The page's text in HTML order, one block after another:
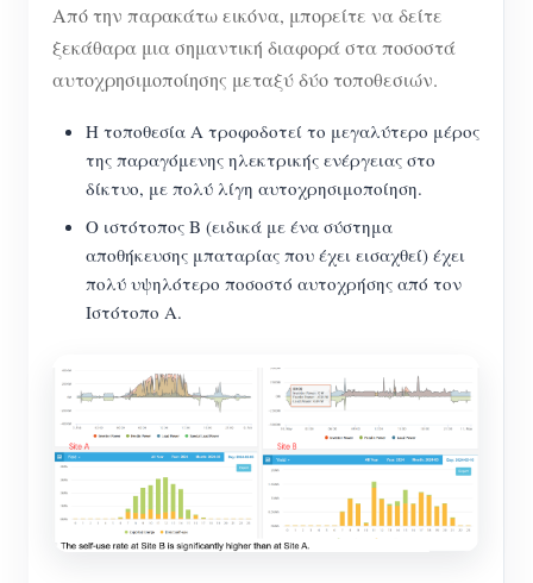
Από την παρακάτω εικόνα, μπορείτε να δείτε
ξεκάθαρα μια σημαντική διαφορά στα ποσοστά
αυτοχρησιμοποίησης μεταξύ δύο τοποθεσιών.
Η τοποθεσία Α τροφοδοτεί το μεγαλύτερο μέρος
της παραγόμενης ηλεκτρικής ενέργειας στο
δίκτυο, με πολύ λίγη αυτοχρησιμοποίηση.
Ο ιστότοπος Β (ειδικά με ένα σύστημα
αποθήκευσης μπαταρίας που έχει εισαχθεί) έχει
πολύ υψηλότερο ποσοστό αυτοχρήσης από τον
Ιστότοπο Α.